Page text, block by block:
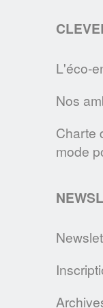
masques
NEUVE !
Cette
nouvelles
d’éco-
DEVENEZ
GRÂCE
L'éco-
Nos
Charte
mode